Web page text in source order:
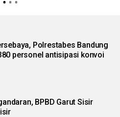
Polrestabes Bandung
personel antisipasi konvoi
BPBD Garut Sisir